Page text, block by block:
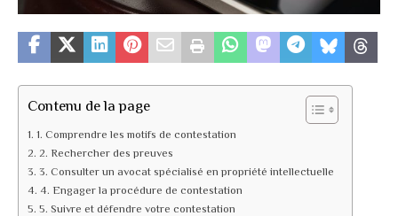
Contenu de la page
1. Comprendre les motifs de contestation
2. Rechercher des preuves
3. Consulter un avocat spécialisé en propriété intellectuelle
4. Engager la procédure de contestation
5. Suivre et défendre votre contestation